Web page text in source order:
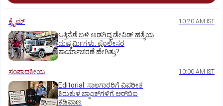
ಕ್ರೈಮ್ 10:20 AM IST
ಒತ್ತಿನೆಣೆ ಬಳಿ ಅಡಗಿದ್ದ ಡೇವಿಡ್‌ ಹತ್ಯೆಯ
ದುಷ್ಕರ್ಮಿಗಳು: ಪೊಲೀಸರ
ಕಾರ್ಯಾಚರಣೆ ಹೇಗಿತ್ತು?
ಸಂಪಾದಕೀಯ 10:00 AM IST
Editorial: ಸಾಲಗಾರರಿಗೆ ವಿಪರೀತ
ಕಿರುಕುಳ ಬ್ಯಾಂಕ್‌ಗಳಿಗೆ ಆರ್‌ಬಿಐ
ಕಡಿವಾಣ